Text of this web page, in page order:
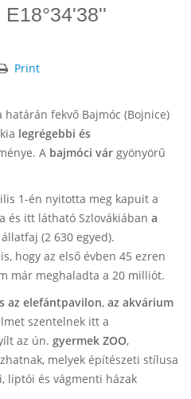
E18°34'38''
Print
határán fekvő Bajmóc (Bojnice)
legrégebbi és
A bajmóci vár gyönyörű
1-én nyitotta meg kapuit a
és itt látható Szlovákiában a
(2 630 egyed).
hogy az első évben 45 ezren
már meghaladta a 20 milliót.
az elefántpavilon, az akvárium
szentelnek itt a
az ún. gyermek ZOO,
melyek építészeti stílusa
liptói és vágmenti házak